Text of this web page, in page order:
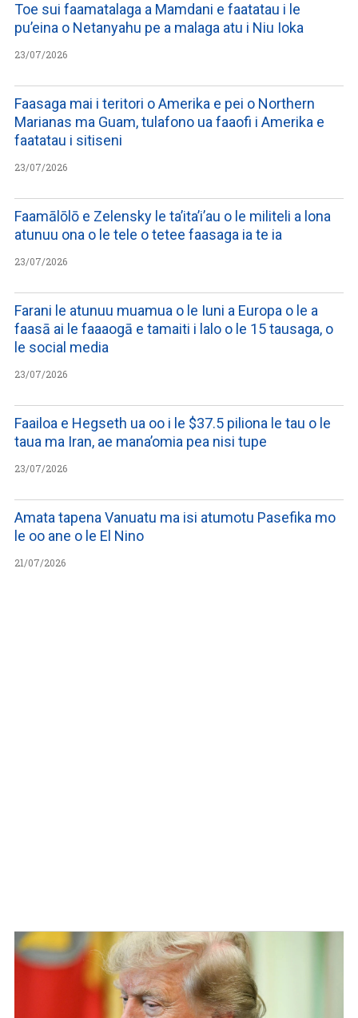
Toe sui faamatalaga a Mamdani e faatatau i le
pu’eina o Netanyahu pe a malaga atu i Niu Ioka
23/07/2026
Faasaga mai i teritori o Amerika e pei o Northern
Marianas ma Guam, tulafono ua faaofi i Amerika e
faatatau i sitiseni
23/07/2026
Faamālōlō e Zelensky le ta’ita’i’au o le militeli a lona
atunuu ona o le tele o tetee faasaga ia te ia
23/07/2026
Farani le atunuu muamua o le Iuni a Europa o le a
faasā ai le faaaogā e tamaiti i lalo o le 15 tausaga, o
le social media
23/07/2026
Faailoa e Hegseth ua oo i le $37.5 piliona le tau o le
taua ma Iran, ae mana’omia pea nisi tupe
23/07/2026
Amata tapena Vanuatu ma isi atumotu Pasefika mo
le oo ane o le El Nino
21/07/2026